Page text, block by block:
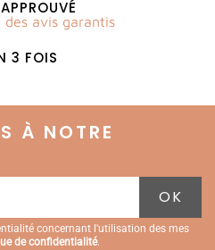
des avis garantis
3 FOIS
À NOTRE
concernant l'utilisation des mes
de confidentialité.